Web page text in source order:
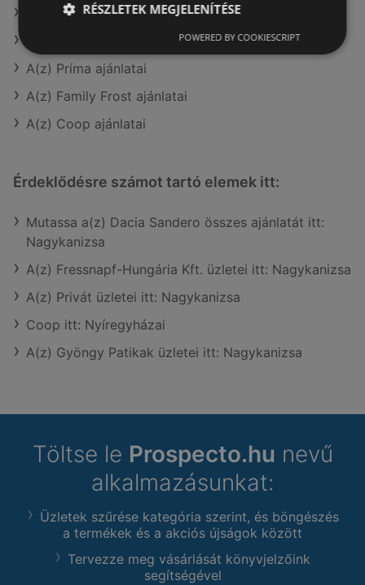
A(z) ALDI ajánlatai
A(z) Príma ajánlatai
A(z) Family Frost ajánlatai
A(z) Coop ajánlatai
Érdeklődésre számot tartó elemek itt:
Mutassa a(z) Dacia Sandero összes ajánlatát itt:
Nagykanizsa
A(z) Fressnapf-Hungária Kft. üzletei itt: Nagykanizsa
A(z) Privát üzletei itt: Nagykanizsa
Coop itt: Nyíregyházai
A(z) Gyöngy Patikak üzletei itt: Nagykanizsa
Töltse le Prospecto.hu nevű
alkalmazásunkat:
Üzletek szűrése kategória szerint, és böngészés
a termékek és a akciós újságok között
Tervezze meg vásárlását könyvjelzőink
segítségével
RÉSZLETEK MEGJELENÍTÉSE
POWERED BY COOKIESCRIPT